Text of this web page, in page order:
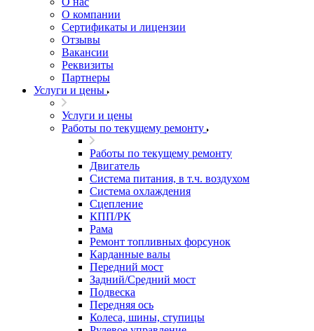
О компании
Сертификаты и лицензии
Отзывы
Вакансии
Реквизиты
Партнеры
Услуги и цены
Услуги и цены
Работы по текущему ремонту
Работы по текущему ремонту
Двигатель
Система питания, в т.ч. воздухом
Система охлаждения
Сцепление
КПП/РК
Рама
Ремонт топливных форсунок
Карданные валы
Передний мост
Задний/Средний мост
Подвеска
Передняя ось
Колеса, шины, ступицы